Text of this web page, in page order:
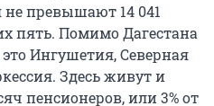
не превышают 14 041
пять. Помимо Дагестана
Ингушетия, Северная
Здесь живут и
пенсионеров, или 3% от